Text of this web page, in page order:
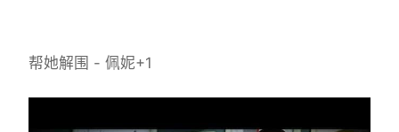
帮她解围 - 佩妮+1